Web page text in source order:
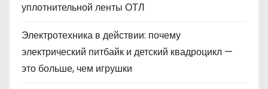
уплотнительной ленты ОТЛ
Электротехника в действии: почему
электрический питбайк и детский квадроцикл —
это больше, чем игрушки